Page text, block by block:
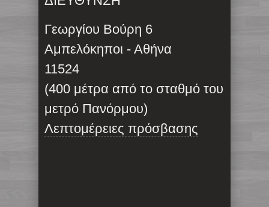
Γεωργίου Βούρη 6
Αμπελόκηποι - Αθήνα
11524
(400 μέτρα από το σταθμό του
μετρό Πανόρμου)
Λεπτομέρειες πρόσβασης